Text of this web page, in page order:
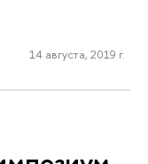
14 августа, 2019 г.